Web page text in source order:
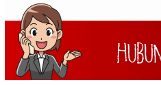
Loncat
ke
konten